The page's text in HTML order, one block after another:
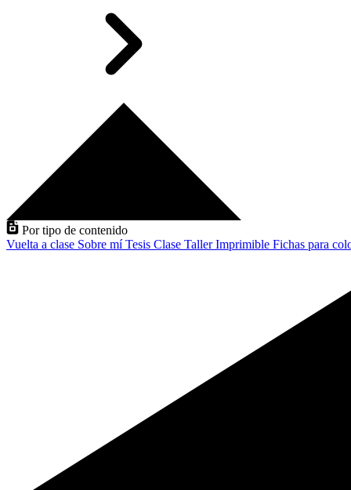
Por tipo de contenido
Vuelta a clase Sobre míTesis Clase TallerImprimible Fichas para